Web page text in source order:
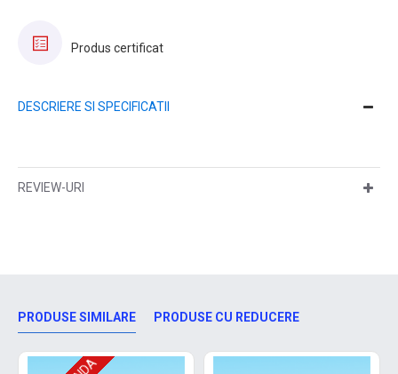
Produs certificat
DESCRIERE SI SPECIFICATII
REVIEW-URI
PRODUSE SIMILARE PRODUSE CU REDUCERE